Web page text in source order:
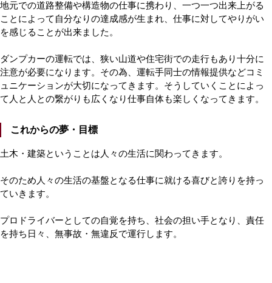
地元での道路整備や構造物の仕事に携わり、一つ一つ出来上がる
ことによって自分なりの達成感が生まれ、仕事に対してやりがい
を感じることが出来ました。
ダンプカーの運転では、狭い山道や住宅街での走行もあり十分に
注意が必要になります。その為、運転手同士の情報提供などコミ
ュニケーションが大切になってきます。そうしていくことによっ
て人と人との繋がりも広くなり仕事自体も楽しくなってきます。
これからの夢・目標
土木・建築ということは人々の生活に関わってきます。
そのため人々の生活の基盤となる仕事に就ける喜びと誇りを持っ
ていきます。
プロドライバーとしての自覚を持ち、社会の担い手となり、責任
を持ち日々、無事故・無違反で運行します。